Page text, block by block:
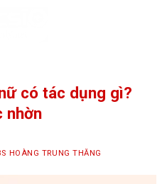
có tác dụng gì?
nhờn
HOÀNG TRUNG THĂNG